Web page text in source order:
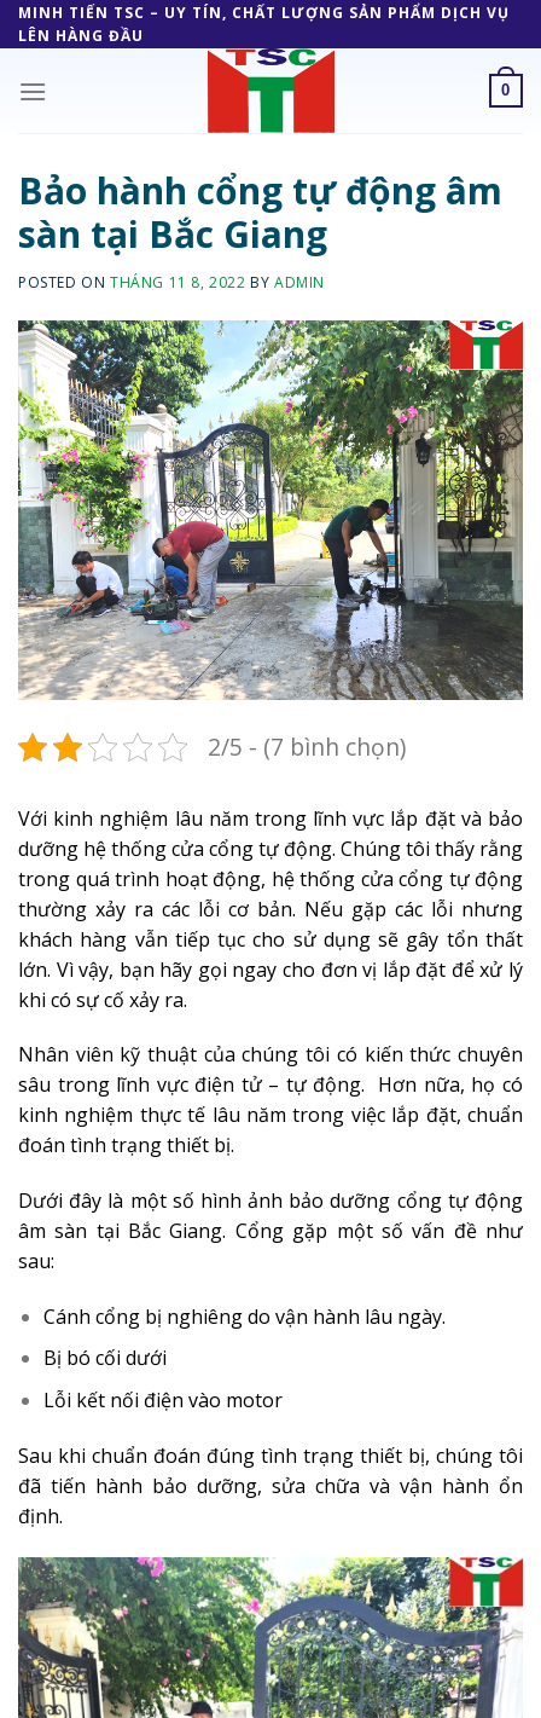
Skip
to
MINH TIẾN TSC – UY TÍN, CHẤT LƯỢNG SẢN PHẨM DỊCH VỤ
LÊN HÀNG ĐẦU
0
Bảo hành cổng tự động âm
sàn tại Bắc Giang
POSTED ON THÁNG 11 8, 2022 BYADMIN
2/5 - (7 bình chọn)
Với kinh nghiệm lâu năm trong lĩnh vực lắp đặt và bảo
dưỡng hệ thống cửa cổng tự động. Chúng tôi thấy rằng
trong quá trình hoạt động, hệ thống cửa cổng tự động
thường xảy ra các lỗi cơ bản. Nếu gặp các lỗi nhưng
khách hàng vẫn tiếp tục cho sử dụng sẽ gây tổn thất
lớn. Vì vậy, bạn hãy gọi ngay cho đơn vị lắp đặt để xử lý
khi có sự cố xảy ra.
Nhân viên kỹ thuật của chúng tôi có kiến thức chuyên
sâu trong lĩnh vực điện tử – tự động. Hơn nữa, họ có
kinh nghiệm thực tế lâu năm trong việc lắp đặt, chuẩn
đoán tình trạng thiết bị.
Dưới đây là một số hình ảnh bảo dưỡng cổng tự động
âm sàn tại Bắc Giang. Cổng gặp một số vấn đề như
sau:
Cánh cổng bị nghiêng do vận hành lâu ngày.
Bị bó cối dưới
Lỗi kết nối điện vào motor
Sau khi chuẩn đoán đúng tình trạng thiết bị, chúng tôi
đã tiến hành bảo dưỡng, sửa chữa và vận hành ổn
định.